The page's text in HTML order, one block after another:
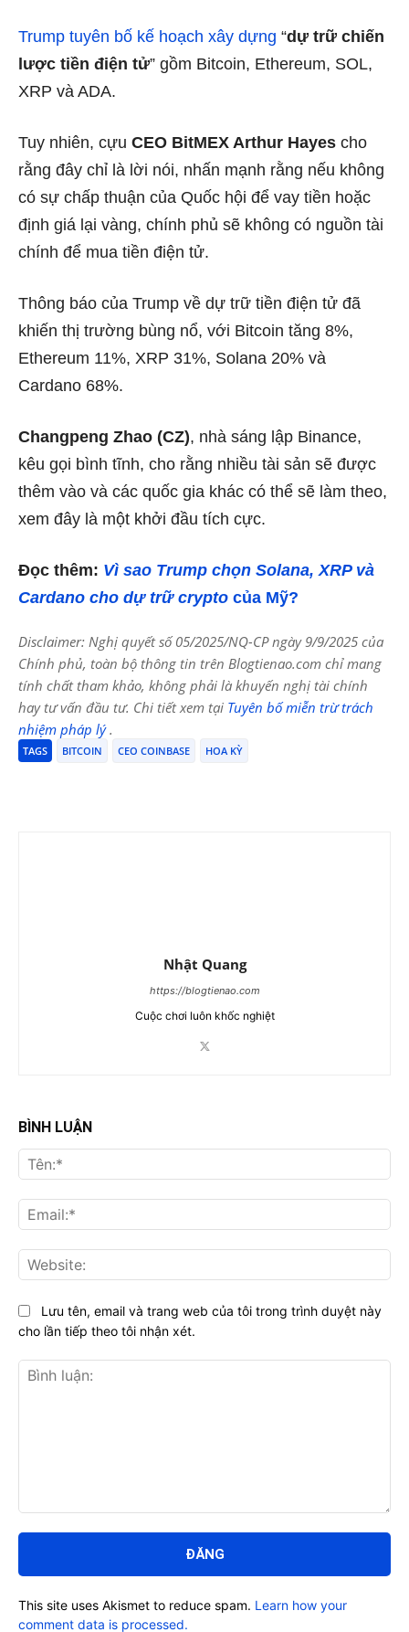
Trump tuyên bố kế hoạch xây dựng “dự trữ chiến
lược tiền điện tử” gồm Bitcoin, Ethereum, SOL,
XRP và ADA.
Tuy nhiên, cựu CEO BitMEX Arthur Hayes cho
rằng đây chỉ là lời nói, nhấn mạnh rằng nếu không
có sự chấp thuận của Quốc hội để vay tiền hoặc
định giá lại vàng, chính phủ sẽ không có nguồn tài
chính để mua tiền điện tử.
Thông báo của Trump về dự trữ tiền điện tử đã
khiến thị trường bùng nổ, với Bitcoin tăng 8%,
Ethereum 11%, XRP 31%, Solana 20% và
Cardano 68%.
Changpeng Zhao (CZ), nhà sáng lập Binance,
kêu gọi bình tĩnh, cho rằng nhiều tài sản sẽ được
thêm vào và các quốc gia khác có thể sẽ làm theo,
xem đây là một khởi đầu tích cực.
Đọc thêm: Vì sao Trump chọn Solana, XRP và
Cardano cho dự trữ crypto của Mỹ?
Disclaimer: Nghị quyết số 05/2025/NQ-CP ngày 9/9/2025 của
Chính phủ, toàn bộ thông tin trên Blogtienao.com chỉ mang
tính chất tham khảo, không phải là khuyến nghị tài chính
hay tư vấn đầu tư. Chi tiết xem tại Tuyên bố miễn trừ trách
nhiệm pháp lý.
TAGS BITCOIN CEO COINBASE HOA KỲ
Nhật Quang
https://blogtienao.com
Cuộc chơi luôn khốc nghiệt
BÌNH LUẬN
luận:
Lưu tên, email và trang web của tôi trong trình duyệt này
cho lần tiếp theo tôi nhận xét.
This site uses Akismet to reduce spam. Learn how your
comment data is processed.